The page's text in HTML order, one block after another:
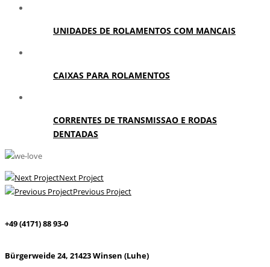
UNIDADES DE ROLAMENTOS COM MANCAIS
CAIXAS PARA ROLAMENTOS
CORRENTES DE TRANSMISSAO E RODAS
DENTADAS
Next Project
Previous Project
+49 (4171) 88 93-0
Bürgerweide 24, 21423 Winsen (Luhe)